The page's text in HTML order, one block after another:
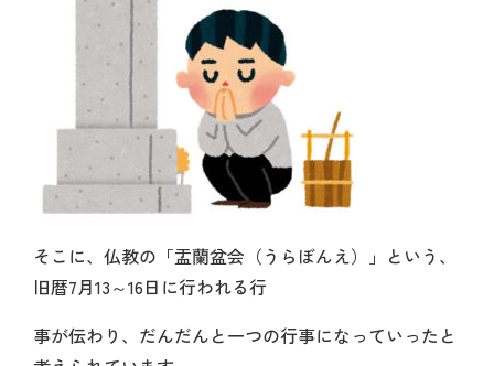
そこに、仏教の「盂蘭盆会（うらぼんえ）」という、
旧暦7月13～16日に行われる行
事が伝わり、だんだんと一つの行事になっていったと